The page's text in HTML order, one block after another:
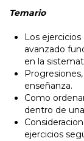
Temario
Los
avanzado
en la
enseñanza.
Como
dentro de
ejercicios